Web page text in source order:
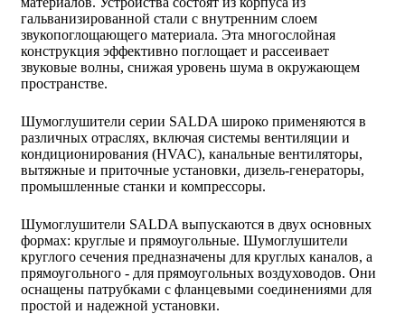
гальванизированной стали с внутренним слоем
звукопоглощающего материала. Эта многослойная
конструкция эффективно поглощает и рассеивает
звуковые волны, снижая уровень шума в окружающем
пространстве.
Шумоглушители серии SALDA широко применяются в
различных отраслях, включая системы вентиляции и
кондиционирования (HVAC), канальные вентиляторы,
вытяжные и приточные установки, дизель-генераторы,
промышленные станки и компрессоры.
Шумоглушители SALDA выпускаются в двух основных
формах: круглые и прямоугольные. Шумоглушители
круглого сечения предназначены для круглых каналов, а
прямоугольного - для прямоугольных воздуховодов. Они
оснащены патрубками с фланцевыми соединениями для
простой и надежной установки.